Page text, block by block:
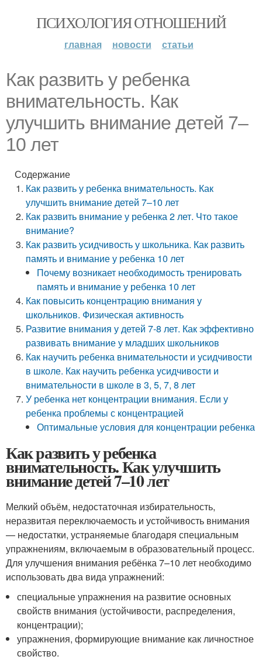
ПСИХОЛОГИЯ ОТНОШЕНИЙ
главная новости статьи
Как развить у ребенка
внимательность. Как
улучшить внимание детей 7–
10 лет
Содержание
Как развить у ребенка внимательность. Как
улучшить внимание детей 7–10 лет
Как развить внимание у ребенка 2 лет. Что такое
внимание?
Как развить усидчивость у школьника. Как развить
память и внимание у ребенка 10 лет
Почему возникает необходимость тренировать
память и внимание у ребенка 10 лет
Как повысить концентрацию внимания у
школьников. Физическая активность
Развитие внимания у детей 7-8 лет. Как эффективно
развивать внимание у младших школьников
Как научить ребенка внимательности и усидчивости
в школе. Как научить ребенка усидчивости и
внимательности в школе в 3, 5, 7, 8 лет
У ребенка нет концентрации внимания. Если у
ребенка проблемы с концентрацией
Оптимальные условия для концентрации ребенка
Как развить у ребенка
внимательность. Как улучшить
внимание детей 7–10 лет
Мелкий объём, недостаточная избирательность,
неразвитая переключаемость и устойчивость внимания
— недостатки, устраняемые благодаря специальным
упражнениям, включаемым в образовательный процесс.
Для улучшения внимания ребёнка 7–10 лет необходимо
использовать два вида упражнений:
специальные упражнения на развитие основных
свойств внимания (устойчивости, распределения,
концентрации);
упражнения, формирующие внимание как личностное
свойство.